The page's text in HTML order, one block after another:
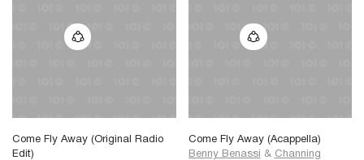
Come Fly Away (Original Radio
Edit)
Come Fly Away (Acappella)
Benny Benassi & Channing